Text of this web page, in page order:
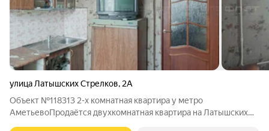
улица Латышских Стрелков, 2А
Объект №118313 2-х комнатная квартира у метро
АметьевоПродаётся двухкомнатная квартира на Латышских